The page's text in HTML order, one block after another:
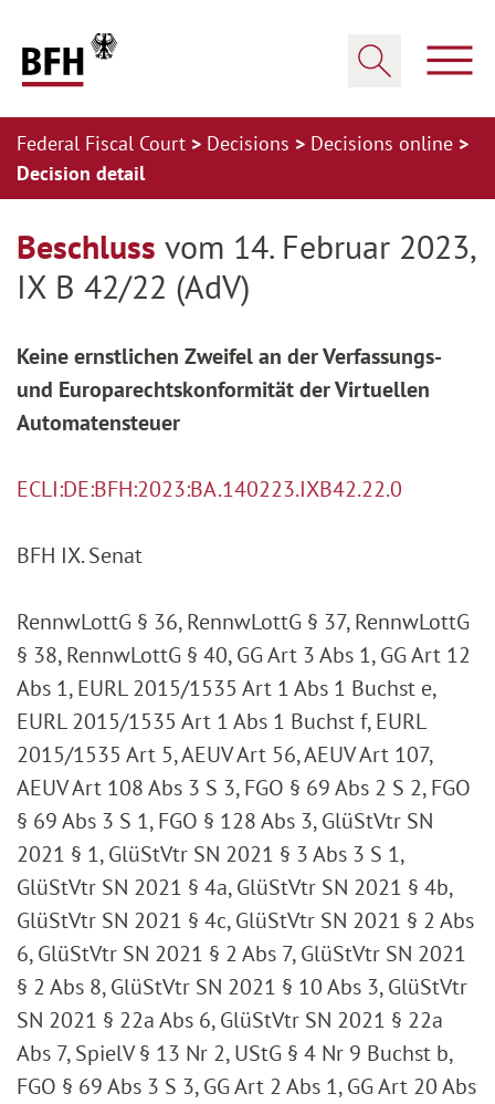
Federal Fiscal Court Decisions
Decisions online
Decision detail
Beschluss vom 14. Februar 2023,
IX B 42/22 (AdV)
Keine ernstlichen Zweifel an der Verfassungs-
und Europarechtskonformität der Virtuellen
Automatensteuer
ECLI:DE:BFH:2023:BA.140223.IXB42.22.0
BFH IX. Senat
RennwLottG § 36, RennwLottG § 37, RennwLottG
§ 38, RennwLottG § 40, GG Art 3 Abs 1, GG Art 12
Abs 1, EURL 2015/1535 Art 1 Abs 1 Buchst e,
EURL 2015/1535 Art 1 Abs 1 Buchst f, EURL
2015/1535 Art 5, AEUV Art 56, AEUV Art 107,
AEUV Art 108 Abs 3 S 3, FGO § 69 Abs 2 S 2, FGO
§ 69 Abs 3 S 1, FGO § 128 Abs 3, GlüStVtr SN
2021 § 1, GlüStVtr SN 2021 § 3 Abs 3 S 1,
GlüStVtr SN 2021 § 4a, GlüStVtr SN 2021 § 4b,
GlüStVtr SN 2021 § 4c, GlüStVtr SN 2021 § 2 Abs
6, GlüStVtr SN 2021 § 2 Abs 7, GlüStVtr SN 2021
§ 2 Abs 8, GlüStVtr SN 2021 § 10 Abs 3, GlüStVtr
SN 2021 § 22a Abs 6, GlüStVtr SN 2021 § 22a
Abs 7, SpielV § 13 Nr 2, UStG § 4 Nr 9 Buchst b,
FGO § 69 Abs 3 S 3, GG Art 2 Abs 1, GG Art 20 Abs